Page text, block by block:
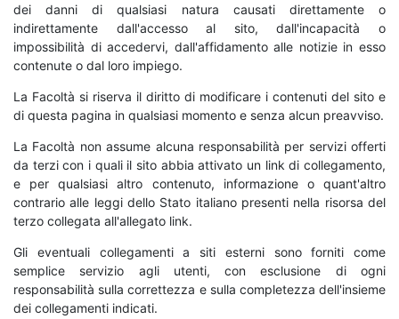
dei danni di qualsiasi natura causati direttamente o
indirettamente dall'accesso al sito, dall'incapacità o
impossibilità di accedervi, dall'affidamento alle notizie in esso
contenute o dal loro impiego.
La Facoltà si riserva il diritto di modificare i contenuti del sito e
di questa pagina in qualsiasi momento e senza alcun preavviso.
La Facoltà non assume alcuna responsabilità per servizi offerti
da terzi con i quali il sito abbia attivato un link di collegamento,
e per qualsiasi altro contenuto, informazione o quant'altro
contrario alle leggi dello Stato italiano presenti nella risorsa del
terzo collegata all'allegato link.
Gli eventuali collegamenti a siti esterni sono forniti come
semplice servizio agli utenti, con esclusione di ogni
responsabilità sulla correttezza e sulla completezza dell'insieme
dei collegamenti indicati.